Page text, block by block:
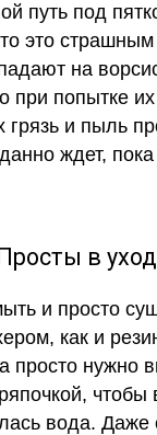
путь под
это
на
при попытке
грязь и пыль
ждет,
в
и просто
как и
просто нужно
чтобы
вода. Даже